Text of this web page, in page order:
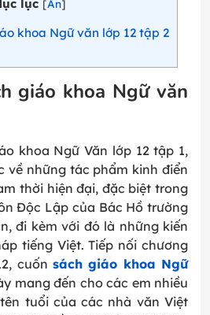
lục [Ẩn]
khoa Ngữ văn lớp 12 tập 2
giáo khoa Ngữ văn
khoa Ngữ Văn lớp 12 tập 1,
về những tác phẩm kinh điển
thời hiện đại, đặc biệt trong
Độc Lập của Bác Hồ trường
đi kèm với đó là những kiến
tiếng Việt. Tiếp nối chương
cuốn sách giáo khoa Ngữ
mang đến cho các em nhiều
tuổi của các nhà văn Việt